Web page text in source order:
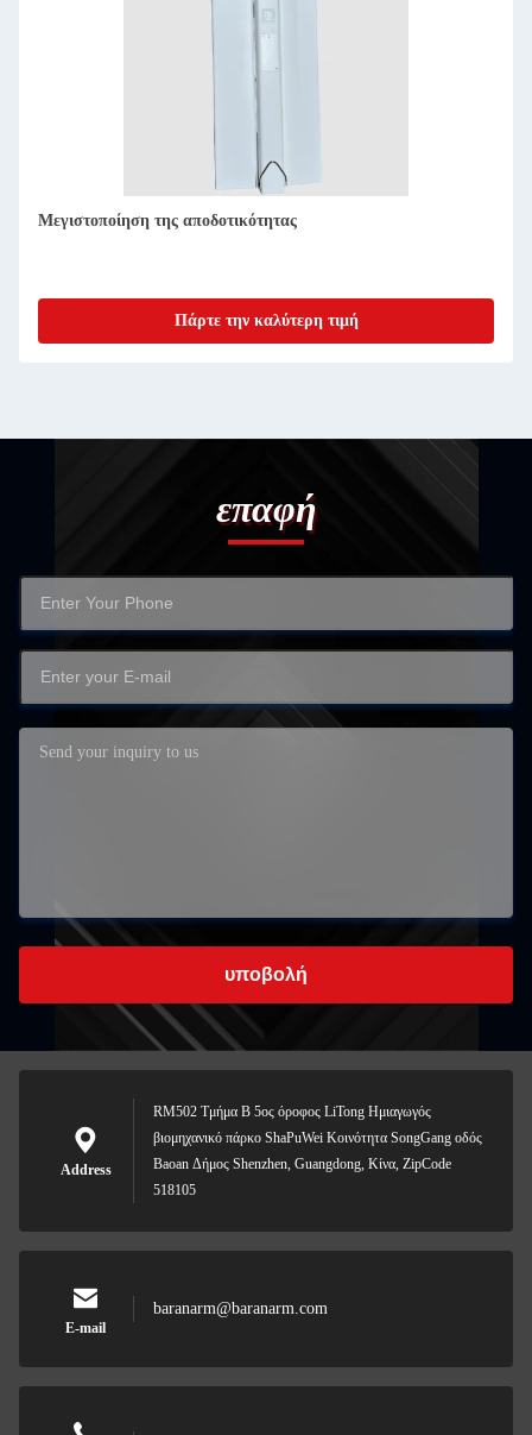
Προηγμένη ΣΧΣ για έξυπνη κατασκευή πρωτοτύπων ECU
Πάρτε την καλύτερη τιμή
επαφή
υποβολή
Address
RM502 Τμήμα Β 5ος όροφος LiTong Ημιαγωγός
βιομηχανικό πάρκο ShaPuWei Κοινότητα SongGang οδός
Baoan Δήμος Shenzhen, Guangdong, Κίνα, ZipCode
518105
E-mail
baranarm@baranarm.com